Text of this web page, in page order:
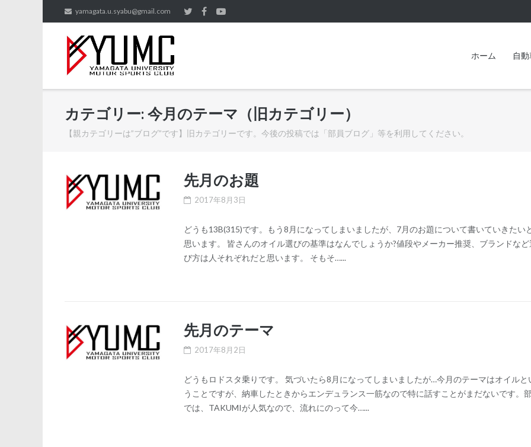
to
content
yamagata.u.syabu@gmail.com
ホーム 自
カテゴリー:今月のテーマ（旧カテゴリー）
【親カテゴリーは”ブログ”です】旧カテゴリーです。今後の投稿では「部員ブログ」等を利用してください。
先月のお題
2017年8月3日
どうも13B(315)です。もう8月になってしまいましたが、7月のお題について書いていきたい
思います。 皆さんのオイル選びの基準はなんでしょうか?値段やメーカー推奨、ブランドな
び方は人それぞれだと思います。 そもそ…...
先月のテーマ
2017年8月2日
どうもロドスタ乗りです。 気づいたら8月になってしまいましたが…今月のテーマはオイルと
うことですが、納車したときからエンデュランス一筋なので特に話すことがまだないです。
では、TAKUMIが人気なので、流れにのって今…...